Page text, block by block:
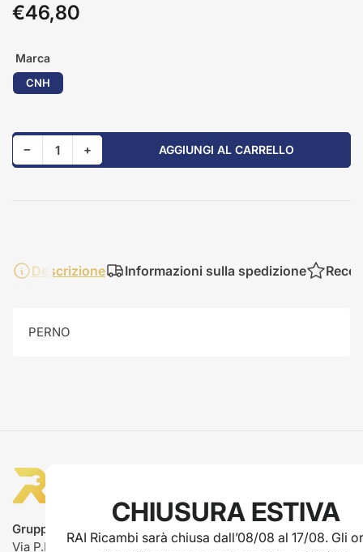
Prezzo
standard
€46,80
Marca
CNH
−Riduci quantità per 84241517
Quantità +Aumenta quantità per 84241517 AGGIUNGI AL CARRELLO
Descrizione Informazioni sulla spedizione
PERNO
Gruppo Rai ricambi
Via P.L. Nervi, 66
CHIUSURA ESTIVA
RAI Ricambi sarà chiusa dall’08/08 al 17/08. Gli